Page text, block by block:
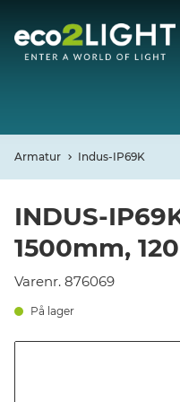
DECO
Armatur Indus-IP69K
INDUS-
1500mm,
Varenr. 876069
På lager